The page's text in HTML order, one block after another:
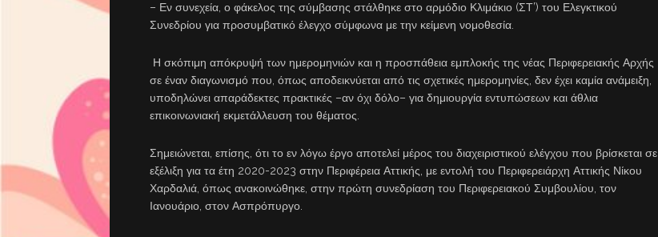
– Εν συνεχεία, ο φάκελος της σύμβασης στάλθηκε στο αρμόδιο Κλιμάκιο (ΣΤ’) του Ελεγκτικού
Συνεδρίου για προσυμβατικό έλεγχο σύμφωνα με την κείμενη νομοθεσία.
Η σκόπιμη απόκρυψή των ημερομηνιών και η προσπάθεια εμπλοκής της νέας Περιφερειακής Αρχής
σε έναν διαγωνισμό που, όπως αποδεικνύεται από τις σχετικές ημερομηνίες, δεν έχει καμία ανάμειξη,
υποδηλώνει απαράδεκτες πρακτικές –αν όχι δόλο– για δημιουργία εντυπώσεων και άθλια
επικοινωνιακή εκμετάλλευση του θέματος.
Σημειώνεται, επίσης, ότι το εν λόγω έργο αποτελεί μέρος του διαχειριστικού ελέγχου που βρίσκεται σε
εξέλιξη για τα έτη 2020-2023 στην Περιφέρεια Αττικής, με εντολή του Περιφερειάρχη Αττικής Νίκου
Χαρδαλιά, όπως ανακοινώθηκε, στην πρώτη συνεδρίαση του Περιφερειακού Συμβουλίου, τον
Ιανουάριο, στον Ασπρόπυργο.